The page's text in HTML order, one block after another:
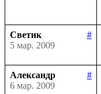
Светик
#
5 мар. 2009
Александр
#
6 мар. 2009